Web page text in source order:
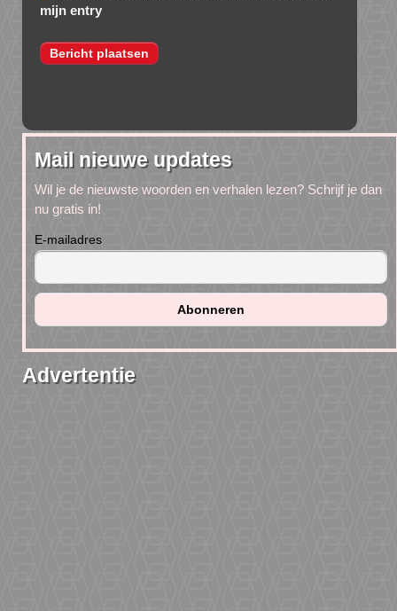
mijn entry
Mail nieuwe updates
Wil je de nieuwste woorden en verhalen lezen? Schrijf je dan
nu gratis in!
E-mailadres
Advertentie